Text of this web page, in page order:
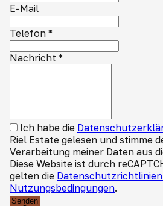
E-Mail
Telefon *
Nachricht *
Ich habe die
Riel Estate gelesen und stimme
Verarbeitung meiner Daten aus
Diese Website ist durch
gelten die
Nutzungsbedingungen.
Senden